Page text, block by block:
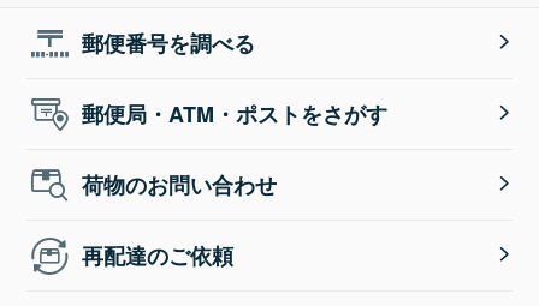
郵便番号を調べる
郵便局・ATM・ポストをさがす
荷物のお問い合わせ
再配達のご依頼